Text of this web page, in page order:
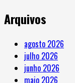
Arquivos
agosto 2026
julho 2026
junho 2026
maio 2026